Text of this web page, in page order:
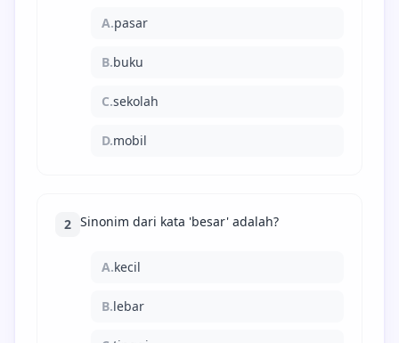
A.pasar
B.buku
C.sekolah
D.mobil
2 Sinonim dari kata 'besar' adalah?
A.kecil
B.lebar